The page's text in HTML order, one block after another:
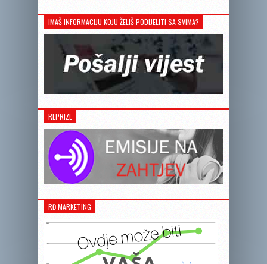
IMAŠ INFORMACIJU KOJU ŽELIŠ PODIJELITI SA SVIMA?
REPRIZE
RĐ MARKETING